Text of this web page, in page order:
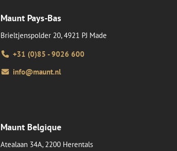
Maunt Pays-Bas
Brieltjenspolder 20, 4921 PJ Made
+31 (0)85 - 9026 600
info@maunt.nl
Maunt Belgique
Atealaan 34A, 2200 Herentals